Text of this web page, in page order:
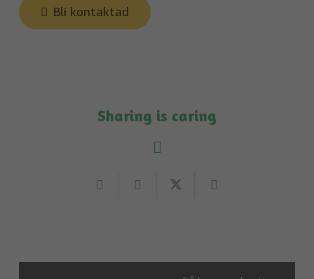
Bli kontaktad
Sharing is caring